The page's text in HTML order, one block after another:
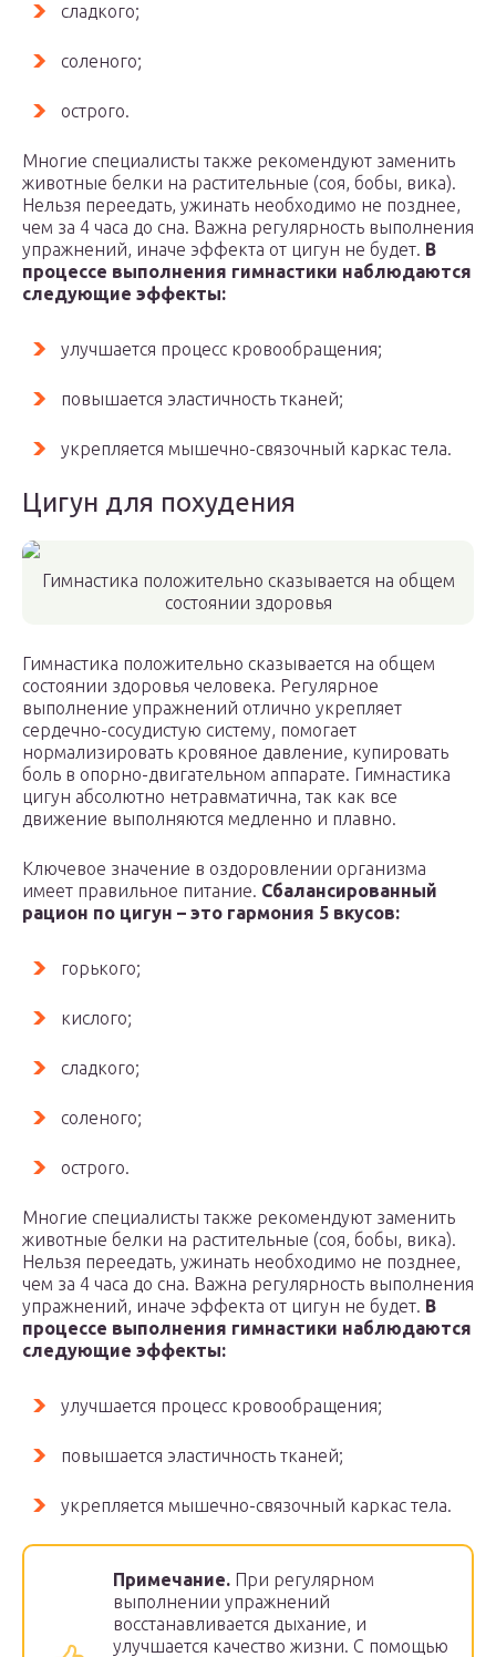
сладкого;
соленого;
острого.
Многие специалисты также рекомендуют заменить
животные белки на растительные (соя, бобы, вика).
Нельзя переедать, ужинать необходимо не позднее,
чем за 4 часа до сна. Важна регулярность выполнения
упражнений, иначе эффекта от цигун не будет. В
процессе выполнения гимнастики наблюдаются
следующие эффекты:
улучшается процесс кровообращения;
повышается эластичность тканей;
укрепляется мышечно-связочный каркас тела.
Цигун для похудения
Гимнастика положительно сказывается на общем
состоянии здоровья
Гимнастика положительно сказывается на общем
состоянии здоровья человека. Регулярное
выполнение упражнений отлично укрепляет
сердечно-сосудистую систему, помогает
нормализировать кровяное давление, купировать
боль в опорно-двигательном аппарате. Гимнастика
цигун абсолютно нетравматична, так как все
движение выполняются медленно и плавно.
Ключевое значение в оздоровлении организма
имеет правильное питание. Сбалансированный
рацион по цигун – это гармония 5 вкусов:
горького;
кислого;
сладкого;
соленого;
острого.
Многие специалисты также рекомендуют заменить
животные белки на растительные (соя, бобы, вика).
Нельзя переедать, ужинать необходимо не позднее,
чем за 4 часа до сна. Важна регулярность выполнения
упражнений, иначе эффекта от цигун не будет. В
процессе выполнения гимнастики наблюдаются
следующие эффекты:
улучшается процесс кровообращения;
повышается эластичность тканей;
укрепляется мышечно-связочный каркас тела.
Примечание. При регулярном
выполнении упражнений
восстанавливается дыхание, и
улучшается качество жизни. С помощью